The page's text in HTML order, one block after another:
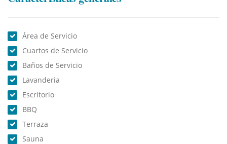
Área de Servicio
Cuartos de Servicio
Baños de Servicio
Lavanderia
Escritorio
BBQ
Terraza
Sauna